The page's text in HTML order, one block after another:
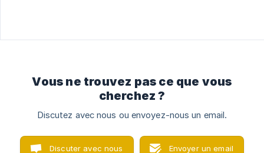
Vous ne trouvez pas ce que vous
cherchez ?
Discutez avec nous ou envoyez-nous un email.
Discuter avec nous Envoyer un email